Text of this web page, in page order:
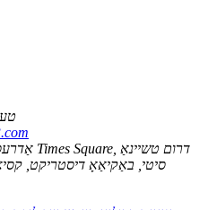
סיטי, באַקיאַאָ דיסטריקט,